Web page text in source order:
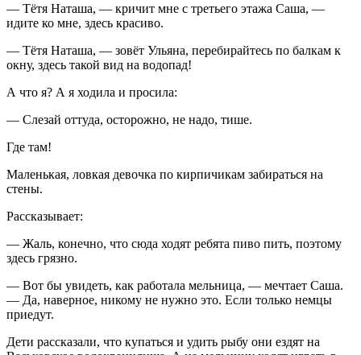
— Тётя Наташа, — кричит мне с третьего этажа Саша, —
идите ко мне, здесь красиво.
— Тётя Наташа, — зовёт Ульяна, перебирайтесь по балкам к
окну, здесь такой вид на водопад!
А что я? А я ходила и просила:
— Слезай оттуда, осторожно, не надо, тише.
Где там!
Маленькая, ловкая девочка по кирпичикам забираться на
стены.
Рассказывает:
— Жаль, конечно, что сюда ходят ребята пиво пить, поэтому
здесь грязно.
— Вот бы увидеть, как работала мельница, — мечтает Саша.
— Да, наверное, никому не нужно это. Если только немцы
приедут.
Дети рассказали, что купаться и удить рыбу они ездят на